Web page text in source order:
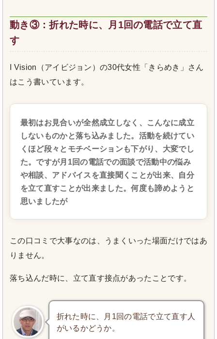
動き③：折れた時に、月1回の電話で立て直
す
I Vision（アイビジョン）の30代女性「きらめき」さん
はこう書いています。
最初はお見合いが全然成立しなく、こんなに成立
しないものかと落ち込みました。活動を続けてい
くほど段々とモチベーションも下がり、大変でし
た。ですが月1回の電話での面談で活動中の悩み
や相談、アドバイスを直接聞くことが出来、自分
を立て直すことが出来ました。何度も諦めようと
思いましたが
この口コミで大事なのは、うまくいった場面だけではあ
りません。
落ち込んだ時に、立て直す接点があったことです。
折れた時に、月1回の電話で立て直す人
がいるかどうか。